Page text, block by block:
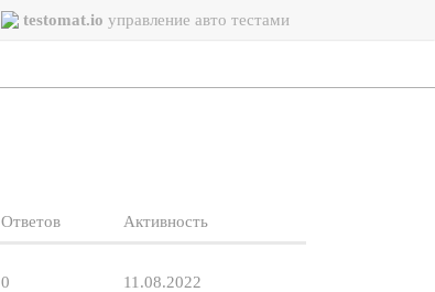
testomat.io управление авто тестами
Ответов Активность
0 11.08.2022